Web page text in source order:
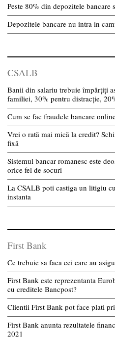
Peste 80% din depozitele bancare
Depozitele bancare nu intra in
CSALB
Banii din salariu trebuie împărțiți
familiei, 30% pentru distracție,
Cum se fac fraudele bancare
Vrei o rată mai mică la credit?
fixă
Sistemul bancar romanesc este
orice fel de socuri
La CSALB poti castiga un litigiu
instanta
First Bank
Ce trebuie sa faca cei care au
First Bank este reprezentanta
cu creditele Bancpost?
Clientii First Bank pot face plati
First Bank anunta rezultatele
2021